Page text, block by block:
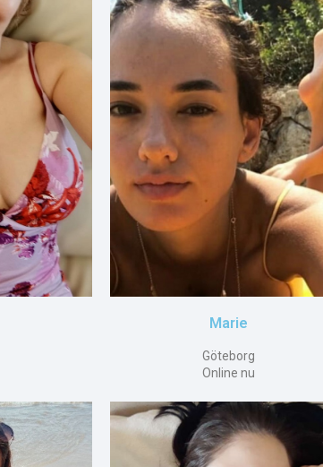
Marie
Göteborg
Online nu